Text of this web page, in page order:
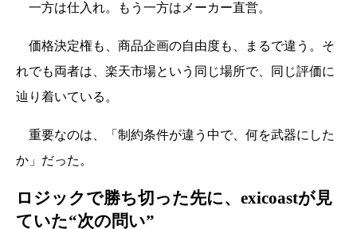
一方は仕入れ。もう一方はメーカー直営。
価格決定権も、商品企画の自由度も、まるで違う。そ
れでも両者は、楽天市場という同じ場所で、同じ評価に
辿り着いている。
重要なのは、「制約条件が違う中で、何を武器にした
か」だった。
ロジックで勝ち切った先に、exicoastが見
ていた“次の問い”